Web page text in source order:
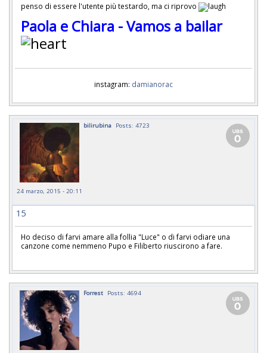
penso di essere l'utente più testardo, ma ci riprovo
Paola e Chiara - Vamos a bailar
instagram: damianorac
bilirubina Posts: 4723
24 marzo, 2015 - 20:11
15
Ho deciso di farvi amare alla follia "Luce" o di farvi odiare una
canzone come nemmeno Pupo e Filiberto riuscirono a fare.
Forrest Posts: 4694